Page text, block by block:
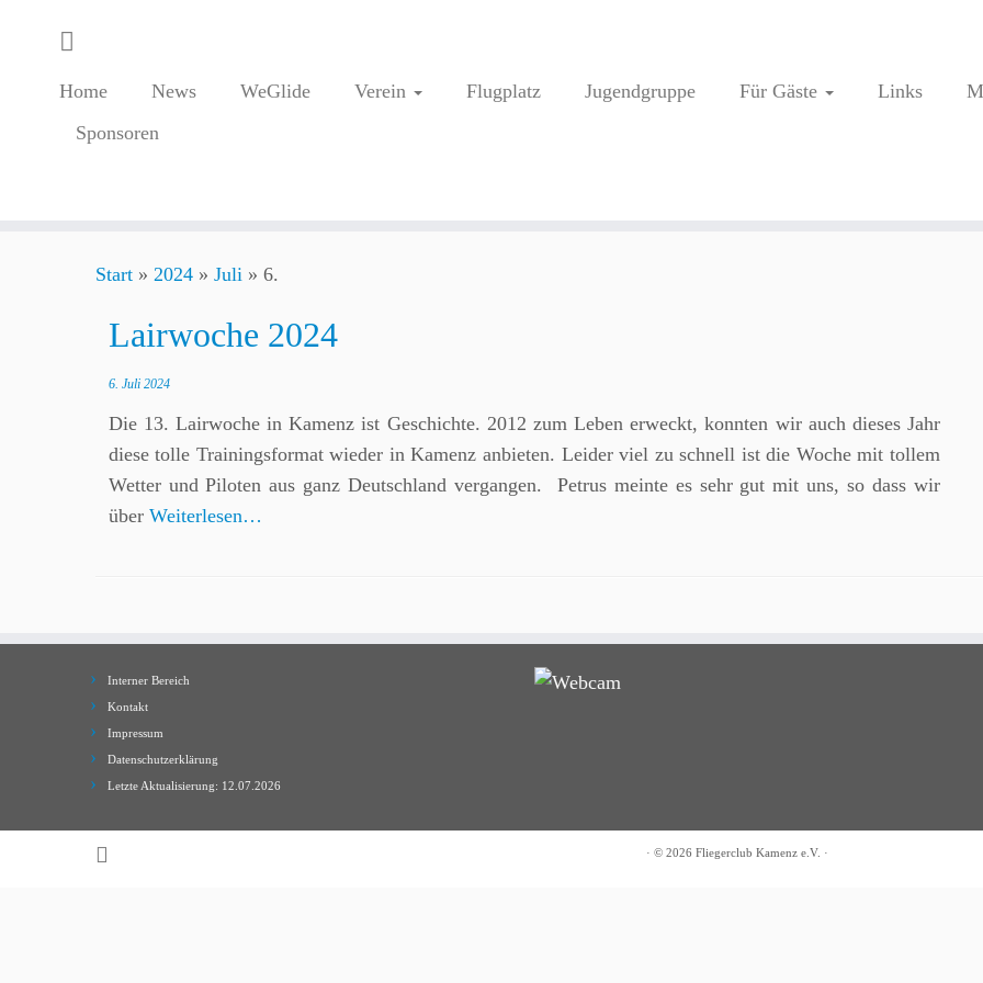
Home News WeGlide Verein Flugplatz Jugendgruppe Für Gäste Links
Sponsoren
Start » 2024 » Juli » 6.
Lairwoche 2024
6. Juli 2024
Die 13. Lairwoche in Kamenz ist Geschichte. 2012 zum Leben erweckt, konnten wir auch dieses Jahr
diese tolle Trainingsformat wieder in Kamenz anbieten. Leider viel zu schnell ist die Woche mit tollem
Wetter und Piloten aus ganz Deutschland vergangen. Petrus meinte es sehr gut mit uns, so dass wir
über Weiterlesen…
Interner Bereich
Kontakt
Impressum
Datenschutzerklärung
Letzte Aktualisierung: 12.07.2026
· © 2026 Fliegerclub Kamenz e.V. ·